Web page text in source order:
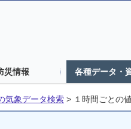
災情報 各種データ・
気象データ検索 > １時間ごとの